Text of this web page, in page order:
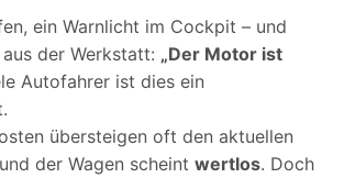
ein Warnlicht im Cockpit – und
der Werkstatt: „Der Motor ist
Autofahrer ist dies ein
übersteigen oft den aktuellen
der Wagen scheint wertlos. Doch